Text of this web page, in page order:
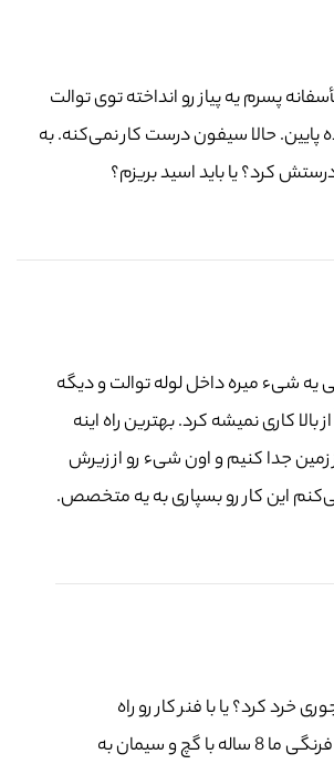
پسرم یه پیاز رو انداخته توی توالت
حالا سیفون درست کار نمی‌کنه. به
کرد؟ یا باید اسید بریزم؟
شیء میره داخل لوله توالت و دیگه
بالا کاری نمیشه کرد. بهترین راه اینه
زمین جدا کنیم و اون شیء رو از زیرش
این کار رو بسپاری به یه متخصص.
خرد کرد؟ یا با فنر کار رو راه
انداخت؟ چون توالت فرنگی ما 8 ساله با گچ و سیمان به